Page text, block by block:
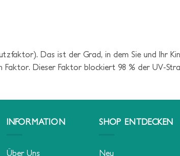
Das ist der Grad, in dem Sie und Ihr
Faktor. Dieser Faktor blockiert 98 % der UV-
INFORMATION
Über Uns
SHOP ENTDECKEN
Neu